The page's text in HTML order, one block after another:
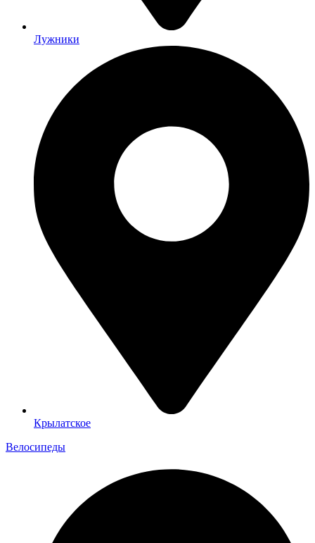
Лужники
Крылатское
Велосипеды